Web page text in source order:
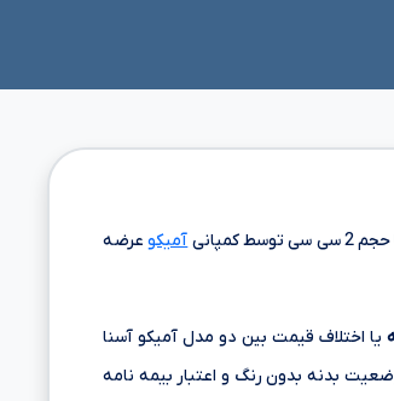
حجم2 سی سی توسط کمپانیآمیکوعرضه
یا اختلاف قیمت بین دو مدل آمیکو آسنا
بدنه بدون رنگ و اعتبار بیمه نامه